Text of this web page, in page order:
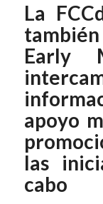
La
Early
apoyo
las
cabo